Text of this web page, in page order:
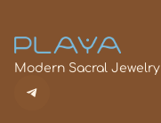
Modern Sacral Jewelry